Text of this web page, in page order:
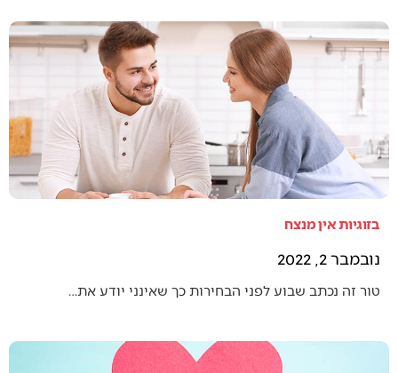
בזוגיות אין מנצח
נובמבר 2, 2022
טור זה נכתב שבוע לפני הבחירות כך שאינני יודע את…